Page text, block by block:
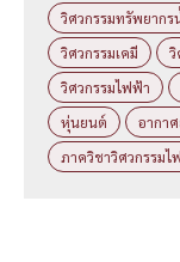
วิศวกรรมทรัพยากร
วิศวกรรมเคมี
วิ
วิศวกรรมไฟฟ้า
หุ่นยนต์
อากา
ภาควิชาวิศวกรรมไ